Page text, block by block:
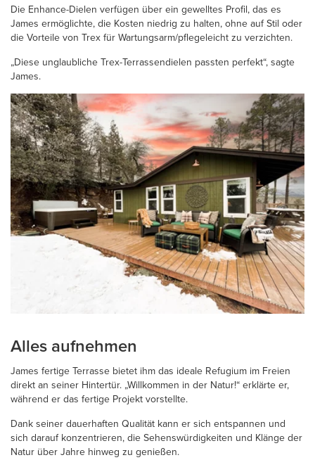
Die Enhance-Dielen verfügen über ein gewelltes Profil, das es
James ermöglichte, die Kosten niedrig zu halten, ohne auf Stil oder
die Vorteile von Trex für Wartungsarm/pflegeleicht zu verzichten.
„Diese unglaubliche Trex-Terrassendielen passten perfekt“, sagte
James.
Alles aufnehmen
James fertige Terrasse bietet ihm das ideale Refugium im Freien
direkt an seiner Hintertür. „Willkommen in der Natur!“ erklärte er,
während er das fertige Projekt vorstellte.
Dank seiner dauerhaften Qualität kann er sich entspannen und
sich darauf konzentrieren, die Sehenswürdigkeiten und Klänge der
Natur über Jahre hinweg zu genießen.